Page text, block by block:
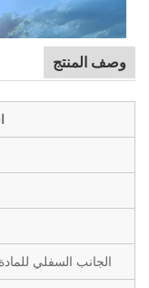
وصف المنتج
الجانب السفلي